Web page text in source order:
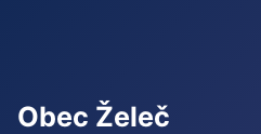
Obec Želeč